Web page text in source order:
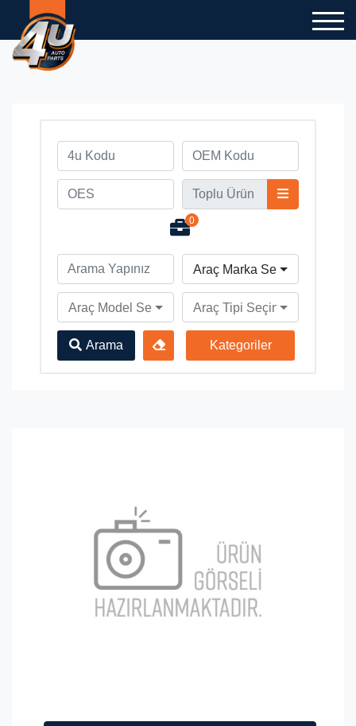
0
Araç Marka Seçiniz
Araç Model Seçiniz Araç Tipi Seçiniz
Arama Kategoriler